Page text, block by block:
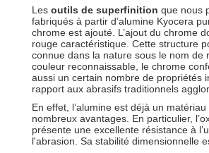
Les outils de superfinition que nous
fabriqués à partir d’alumine Kyocera
chrome est ajouté. L’ajout du chrome
rouge caractéristique. Cette structure
connue dans la nature sous le nom de
couleur reconnaissable, le chrome
aussi un certain nombre de propriétés
rapport aux abrasifs traditionnels
En effet, l’alumine est déjà un
nombreux avantages. En particulier,
présente une excellente résistance à
l'abrasion. Sa stabilité dimensionnelle